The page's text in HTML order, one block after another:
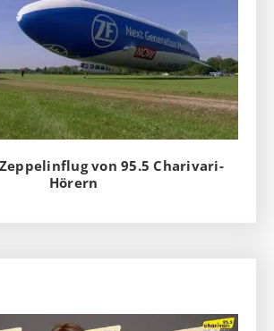
von 95.5 Charivari-
Hörern